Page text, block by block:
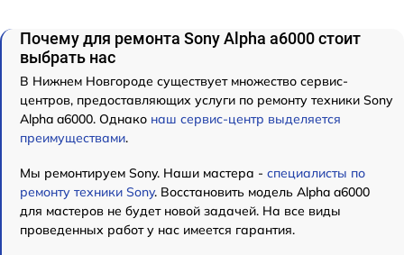
Почему для ремонта Sony Alpha a6000 стоит
выбрать нас
В Нижнем Новгороде существует множество сервис-
центров, предоставляющих услуги по ремонту техники Sony
Alpha a6000. Однако наш сервис-центр выделяется
преимуществами.
Мы ремонтируем Sony. Наши мастера - специалисты по
ремонту техники Sony. Восстановить модель Alpha a6000
для мастеров не будет новой задачей. На все виды
проведенных работ у нас имеется гарантия.